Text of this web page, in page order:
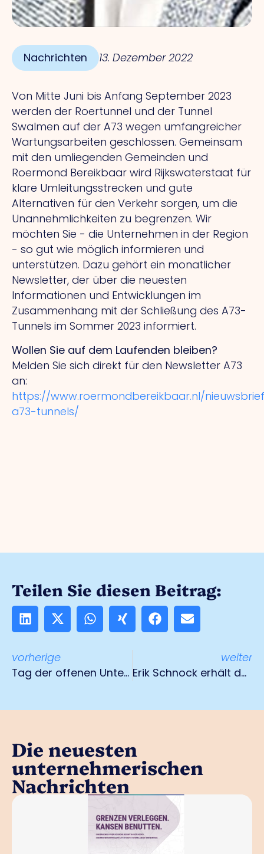
Nachrichten 13. Dezember 2022
Von Mitte Juni bis Anfang September 2023
werden der Roertunnel und der Tunnel
Swalmen auf der A73 wegen umfangreicher
Wartungsarbeiten geschlossen. Gemeinsam
mit den umliegenden Gemeinden und
Roermond Bereikbaar wird Rijkswaterstaat für
klare Umleitungsstrecken und gute
Alternativen für den Verkehr sorgen, um die
Unannehmlichkeiten zu begrenzen. Wir
möchten Sie - die Unternehmen in der Region
- so gut wie möglich informieren und
unterstützen. Dazu gehört ein monatlicher
Newsletter, der über die neuesten
Informationen und Entwicklungen im
Zusammenhang mit der Schließung des A73-
Tunnels im Sommer 2023 informiert.
Wollen Sie auf dem Laufenden bleiben?
Melden Sie sich direkt für den Newsletter A73
an:
https://www.roermondbereikbaar.nl/
a73-tunnels/
Teilen Sie diesen Beitrag:
vorherige
Tag der offenen Unternehmen 'Day of Manufacturing'
weiter
Erik Schnock erhält den Lodewijk-van-der-Grinten-Preis 2022
Die neuesten
unternehmerischen
Nachrichten